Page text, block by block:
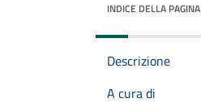
INDICE DELLA PAGINA
Descrizione
A cura di